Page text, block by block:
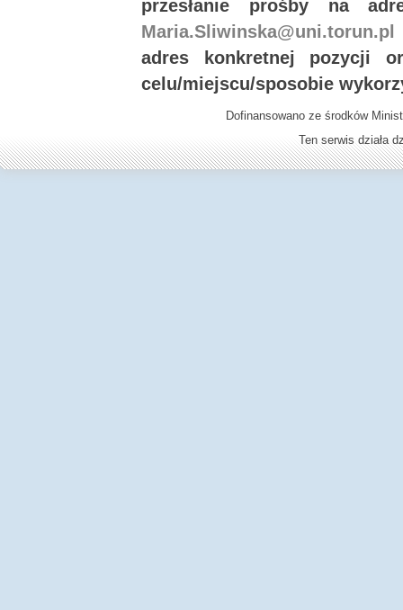
przesłanie prośby na
Maria.Sliwinska@uni.torun.pl
adres konkretnej pozycji
celu/miejscu/sposobie
Dofinansowano ze środków
Ten serwis działa